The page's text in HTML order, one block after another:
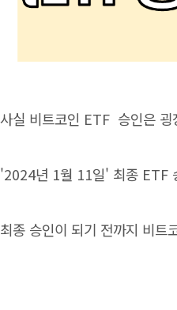
사실 비트코인 ETF 승인은 굉
'2024년 1월 11일' 최종 ETF
최종 승인이 되기 전까지 비트